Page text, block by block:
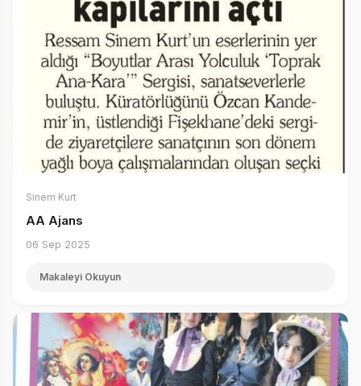
Sinem Kurt
AA Ajans
06 Sep 2025
Makaleyi Okuyun